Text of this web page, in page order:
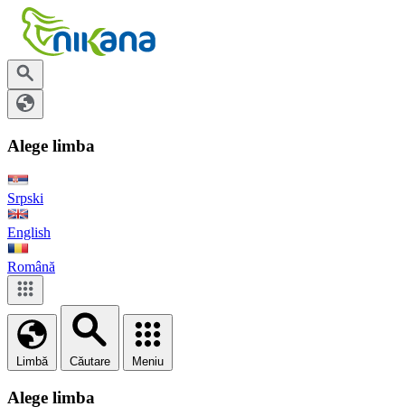
Alege limba
Srpski
English
Română
Limbă Căutare Meniu
Alege limba